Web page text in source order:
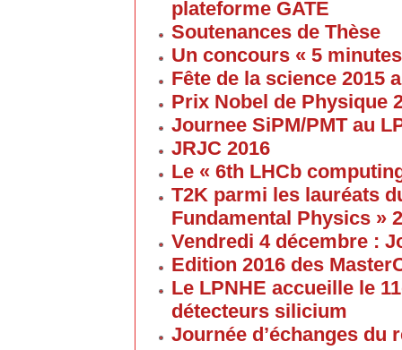
plateforme GATE
Soutenances de Thèse
Un concours « 5
Fête de la science 2015
Prix Nobel de Physique
Journee SiPM/PMT au
JRJC 2016
Le « 6th LHCb
T2K parmi les lauréats
Fundamental Physics »
Vendredi 4 décembre :
Edition 2016 des
Le LPNHE accueille le
détecteurs silicium
Journée d’échanges du